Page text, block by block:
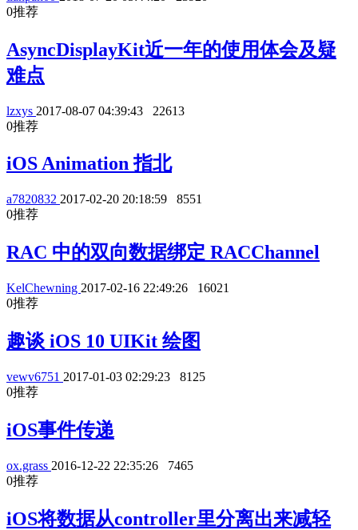
0推荐
AsyncDisplayKit近一年的使用体会及疑
难点
lzxys 2017-08-07 04:39:43
22613
0推荐
iOS Animation 指北
a7820832 2017-02-20 20:18:59
8551
0推荐
RAC 中的双向数据绑定 RACChannel
KelChewning 2017-02-16 22:49:26
16021
0推荐
趣谈 iOS 10 UIKit 绘图
vewv6751 2017-01-03 02:29:23
8125
0推荐
iOS事件传递
ox.grass 2016-12-22 22:35:26
7465
0推荐
iOS将数据从controller里分离出来减轻